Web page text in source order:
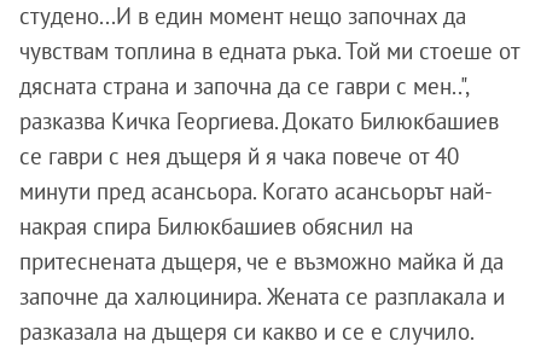
студено...И в един момент нещо започнах да
чувствам топлина в едната ръка. Той ми стоеше от
дясната страна и започна да се гаври с мен..",
разказва Кичка Георгиева. Докато Билюкбашиев
се гаври с нея дъщеря й я чака повече от 40
минути пред асансьора. Когато асансьорът най-
накрая спира Билюкбашиев обяснил на
притеснената дъщеря, че е възможно майка й да
започне да халюцинира. Жената се разплакала и
разказала на дъщеря си какво и се е случило.